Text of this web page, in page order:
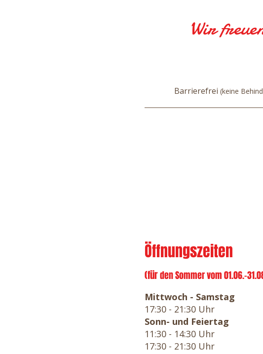
Wir
Barrierefrei (keine
Öffnungszeiten
(fürden Sommer vom 01.06.-
Mittwoch - Samstag
17:30 - 21:30 Uhr
Sonn- und Feiertag
11:30 - 14:30 Uhr
17:30 - 21:30 Uhr